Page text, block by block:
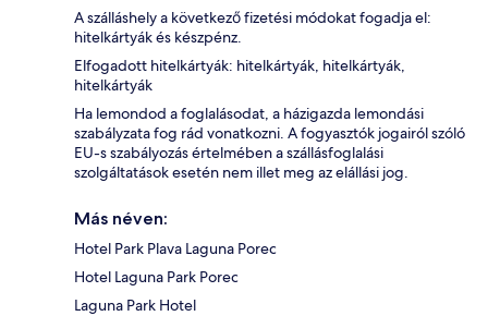
A szálláshely a következő fizetési módokat fogadja el:
hitelkártyák és készpénz.
Elfogadott hitelkártyák: hitelkártyák, hitelkártyák,
hitelkártyák
Ha lemondod a foglalásodat, a házigazda lemondási
szabályzata fog rád vonatkozni. A fogyasztók jogairól szóló
EU-s szabályozás értelmében a szállásfoglalási
szolgáltatások esetén nem illet meg az elállási jog.
Más néven:
Hotel Park Plava Laguna Porec
Hotel Laguna Park Porec
Laguna Park Hotel